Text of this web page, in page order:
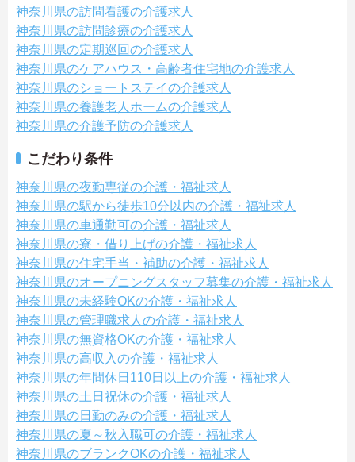
神奈川県の訪問看護の介護求人
神奈川県の訪問診療の介護求人
神奈川県の定期巡回の介護求人
神奈川県のケアハウス・高齢者住宅地の介護求人
神奈川県のショートステイの介護求人
神奈川県の養護老人ホームの介護求人
神奈川県の介護予防の介護求人
こだわり条件
神奈川県の夜勤専従の介護・福祉求人
神奈川県の駅から徒歩10分以内の介護・福祉求人
神奈川県の車通勤可の介護・福祉求人
神奈川県の寮・借り上げの介護・福祉求人
神奈川県の住宅手当・補助の介護・福祉求人
神奈川県のオープニングスタッフ募集の介護・福祉求人
神奈川県の未経験OKの介護・福祉求人
神奈川県の管理職求人の介護・福祉求人
神奈川県の無資格OKの介護・福祉求人
神奈川県の高収入の介護・福祉求人
神奈川県の年間休日110日以上の介護・福祉求人
神奈川県の土日祝休の介護・福祉求人
神奈川県の日勤のみの介護・福祉求人
神奈川県の夏～秋入職可の介護・福祉求人
神奈川県のブランクOKの介護・福祉求人